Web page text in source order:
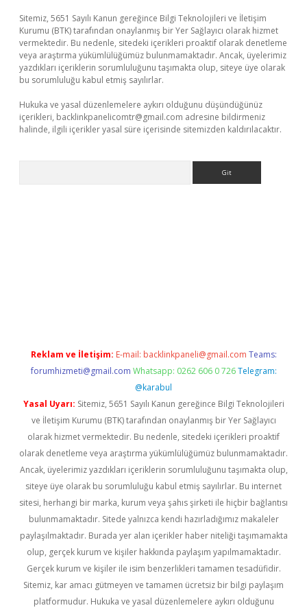
Sitemiz, 5651 Sayılı Kanun gereğince Bilgi Teknolojileri ve İletişim
Kurumu (BTK) tarafından onaylanmış bir Yer Sağlayıcı olarak hizmet
vermektedir. Bu nedenle, sitedeki içerikleri proaktif olarak denetleme
veya araştırma yükümlülüğümüz bulunmamaktadır. Ancak, üyelerimiz
yazdıkları içeriklerin sorumluluğunu taşımakta olup, siteye üye olarak
bu sorumluluğu kabul etmiş sayılırlar.
Hukuka ve yasal düzenlemelere aykırı olduğunu düşündüğünüz
içerikleri, backlinkpanelicomtr@gmail.com adresine bildirmeniz
halinde, ilgili içerikler yasal süre içerisinde sitemizden kaldırılacaktır.
Reklam ve İletişim: E-mail: backlinkpaneli@gmail.com Teams:
forumhizmeti@gmail.com Whatsapp: 0262 606 0 726 Telegram:
@karabul
Yasal Uyarı: Sitemiz, 5651 Sayılı Kanun gereğince Bilgi Teknolojileri
ve İletişim Kurumu (BTK) tarafından onaylanmış bir Yer Sağlayıcı
olarak hizmet vermektedir. Bu nedenle, sitedeki içerikleri proaktif
olarak denetleme veya araştırma yükümlülüğümüz bulunmamaktadır.
Ancak, üyelerimiz yazdıkları içeriklerin sorumluluğunu taşımakta olup,
siteye üye olarak bu sorumluluğu kabul etmiş sayılırlar. Bu internet
sitesi, herhangi bir marka, kurum veya şahıs şirketi ile hiçbir bağlantısı
bulunmamaktadır. Sitede yalnızca kendi hazırladığımız makaleler
paylaşılmaktadır. Burada yer alan içerikler haber niteliği taşımamakta
olup, gerçek kurum ve kişiler hakkında paylaşım yapılmamaktadır.
Gerçek kurum ve kişiler ile isim benzerlikleri tamamen tesadüfidir.
Sitemiz, kar amacı gütmeyen ve tamamen ücretsiz bir bilgi paylaşım
platformudur. Hukuka ve yasal düzenlemelere aykırı olduğunu